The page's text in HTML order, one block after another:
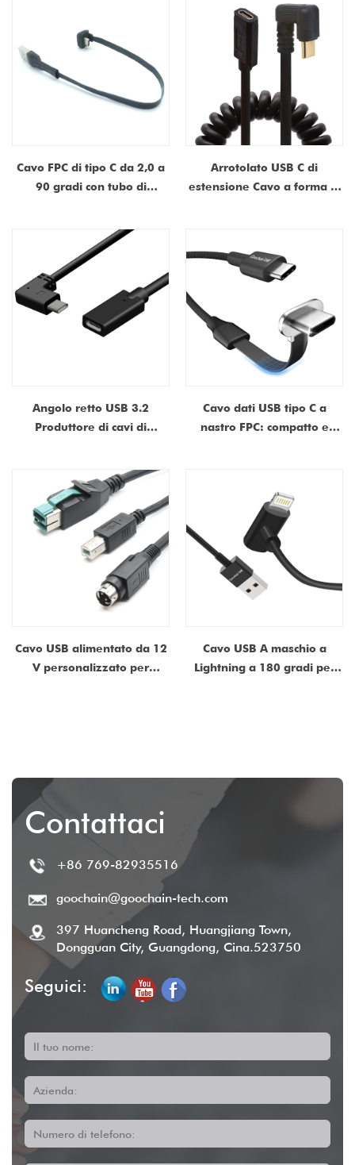
Cavo FPC di tipo C da 2,0 a
90 gradi con tubo di
pagamento POS per tablet
e iPad | Certificato ISO 9001
e ISO 13485
Arrotolato USB C di
estensione Cavo a forma di
compatibili per laptop, dock,
monitor
Angolo retto USB 3.2
Produttore di cavi di
femmina USB C Cavo
Cavo dati USB tipo C a
nastro FPC: compatto e
Cavo USB alimentato da 12
V personalizzato per
Cavo USB A maschio a
Lightning a 180 gradi per
Contattaci
+86 769-82935516
goochain@goochain-tech.com
397 Huancheng Road, Huangjiang Town,
Dongguan City, Guangdong, Cina.523750
Seguici:
Il tuo nome:
Azienda:
Numero di telefono: